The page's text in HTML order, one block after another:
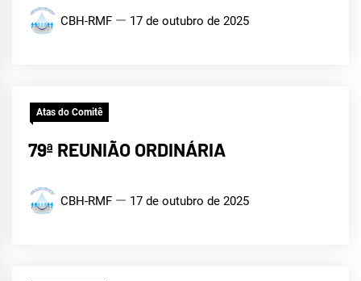
CBH-RMF 17 de outubro de 2025
Atas do Comitê
79ª REUNIÃO ORDINÁRIA
CBH-RMF 17 de outubro de 2025